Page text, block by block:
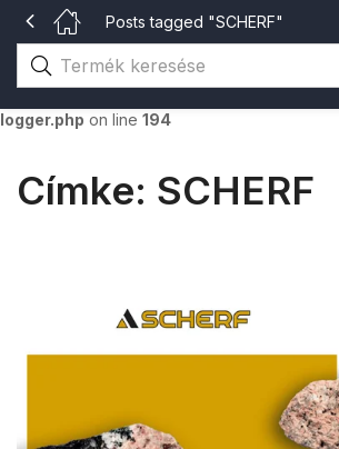
Warning: The magic method
public visibility in /home/gsvhu/
content/themes/aora/inc/merlin/
logger.php on line 194
Posts tagged "SCHERF"
Címke: SCHERF